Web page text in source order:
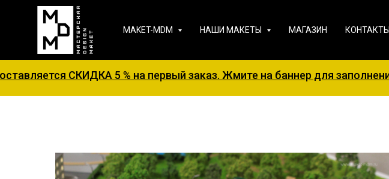
СКИДКА 5 % на первый заказ. Жмите на баннер для заполнения ЗАЯВКИ
MAKET-MDM НАШИ МАКЕТЫ МАГАЗИН КОНТАКТЫ